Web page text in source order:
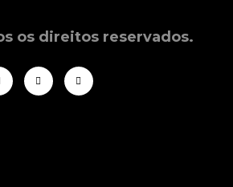
os direitos reservados.